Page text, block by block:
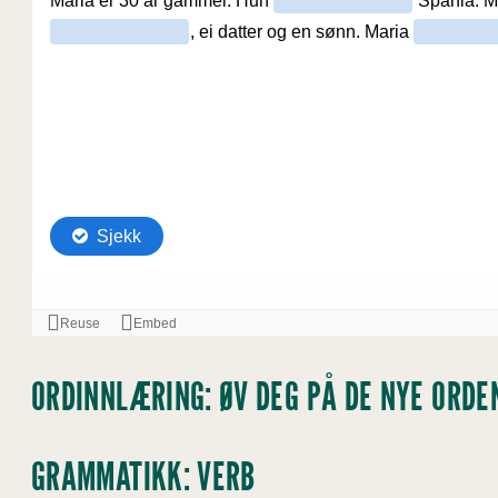
ORDINNLÆRING: ØV DEG PÅ DE NYE
GRAMMATIKK: VERB